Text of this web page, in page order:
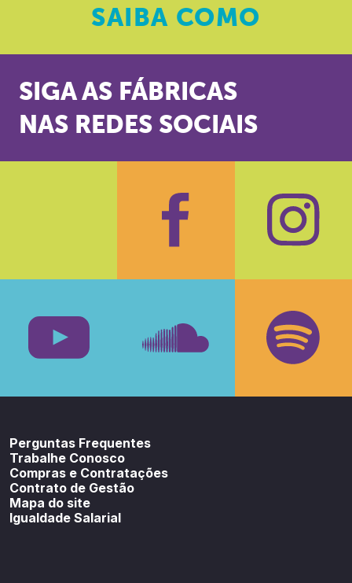
SAIBA COMO
SIGA AS FÁBRICAS
NAS REDES SOCIAIS
Facebook
Perguntas Frequentes
Trabalhe Conosco
Compras e Contratações
Contrato de Gestão
Mapa do site
Igualdade Salarial